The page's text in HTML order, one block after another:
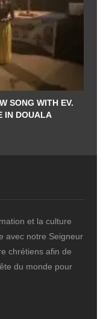
SONG WITH EV.
IN DOUALA
et la culture
avec notre Seigneur
chrétiens afin de
du monde pour